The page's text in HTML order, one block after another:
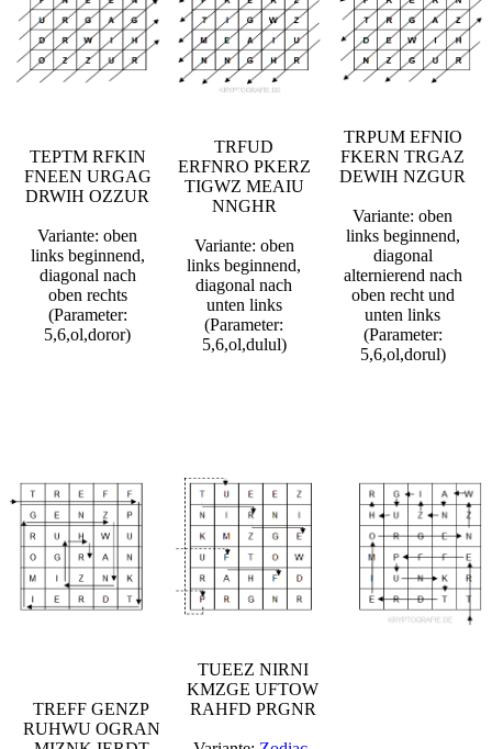
TEPTM RFKIN
FNEEN URGAG
DRWIH OZZUR
Variante: oben
links beginnend,
diagonal nach
oben rechts
(Parameter:
5,6,ol,doror)
TRFUD
ERFNRO PKERZ
TIGWZ MEAIU
NNGHR
Variante: oben
links beginnend,
diagonal nach
unten links
(Parameter:
5,6,ol,dulul)
TRPUM EFNIO
FKERN TRGAZ
DEWIH NZGUR
Variante: oben
links beginnend,
diagonal
alternierend nach
oben recht und
unten links
(Parameter:
5,6,ol,dorul)
TREFF GENZP
RUHWU OGRAN
TUEEZ NIRNI
KMZGE UFTOW
RAHFD PRGNR